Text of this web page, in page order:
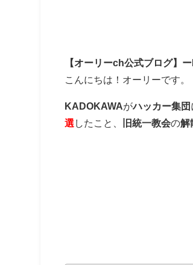
【オーリーch公式ブログ】
こんにちは！オーリーです。
KADOKAWAがハッカー集団
選 したこと、 旧統一教会の解